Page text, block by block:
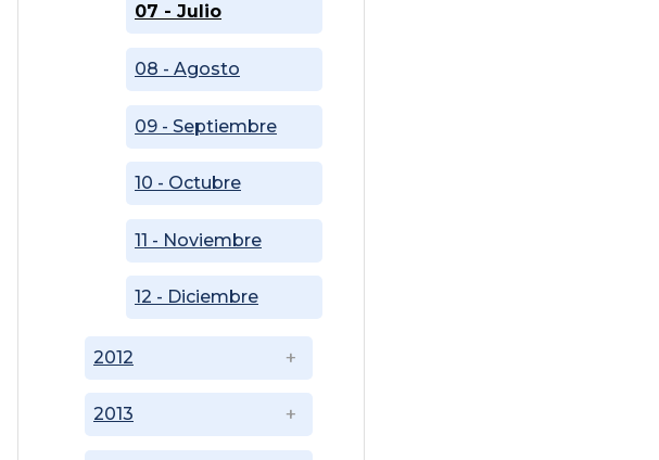
07 - Julio
08 - Agosto
09 - Septiembre
10 - Octubre
11 - Noviembre
12 - Diciembre
2012
2013